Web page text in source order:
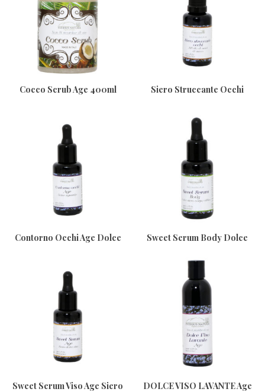
Cocco Scrub Age 400ml
Siero Struccante Occhi
Contorno Occhi Age Dolce
Sweet Serum Body Dolce
Sweet Serum Viso Age Siero
DOLCE VISO LAVANTE Age